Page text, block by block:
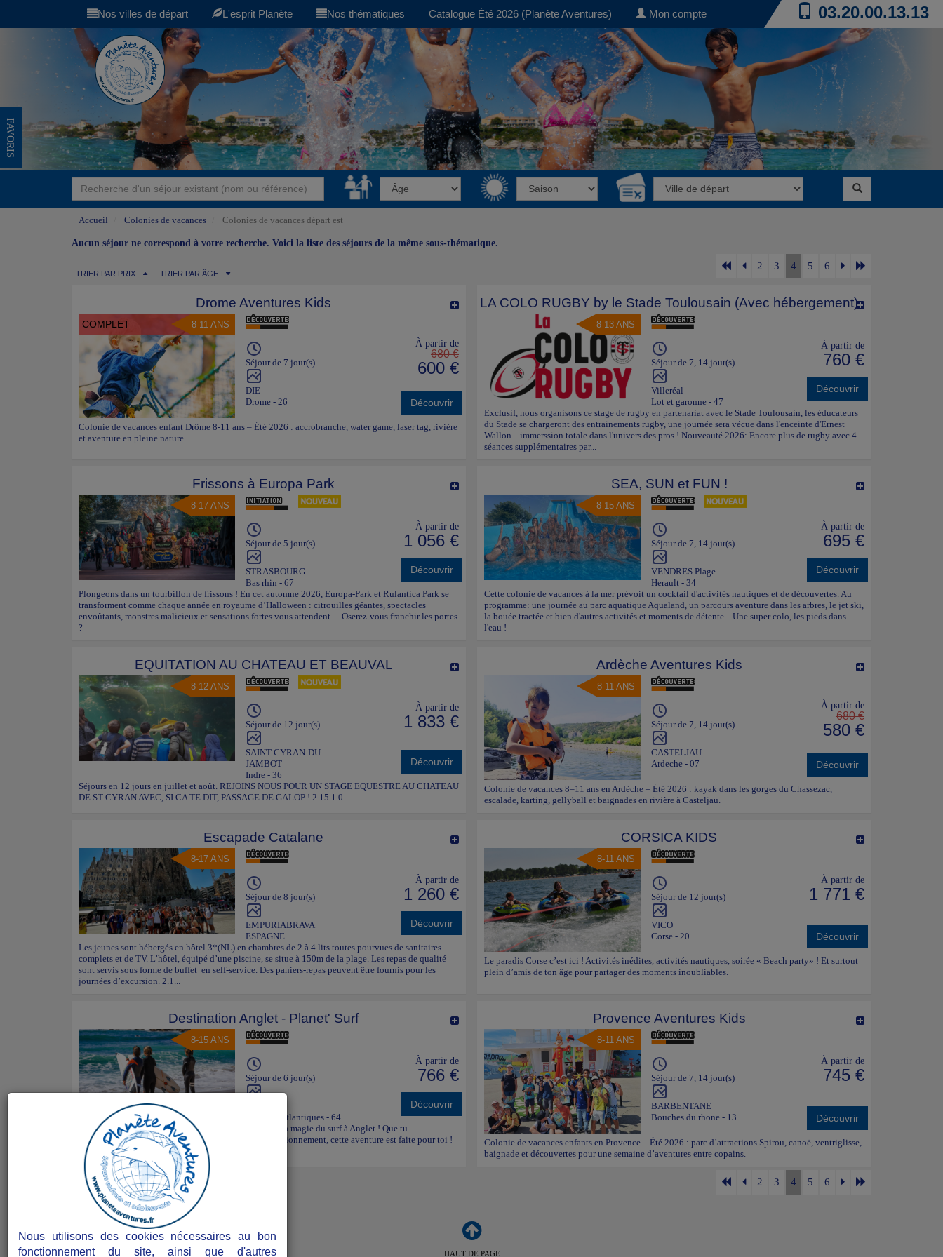
Nos villes de départ L'esprit Planète Nos thématiques Catalogue Été 2026 (Planète Aventures) Mon compte 03.20.00.13.13
FAVORIS
Accueil Colonies de vacances Colonies de vacances départ est
Aucun séjour ne correspond à votre recherche. Voici la liste des séjours de la même sous-thématique.
TRIER PAR PRIX TRIER PAR ÂGE
2 3 4 5 6
Drome Aventures Kids
COMPLET 8-11 ANS
Séjour de 7 jour(s)
DIE
Drome - 26
À partir de
680 €
600 €
Découvrir
Colonie de vacances enfant Drôme 8-11 ans – Été 2026 : accrobranche, water game, laser tag, rivière
et aventure en pleine nature.
LA COLO RUGBY by le Stade Toulousain (Avec hébergement)
8-13 ANS
Séjour de 7, 14 jour(s)
Villeréal
Lot et garonne - 47
À partir de
760 €
Découvrir
Exclusif, nous organisons ce stage de rugby en partenariat avec le Stade Toulousain, les éducateurs
du Stade se chargeront des entrainements rugby, une journée sera vécue dans l'enceinte d'Ernest
Wallon... immerssion totale dans l'univers des pros ! Nouveauté 2026: Encore plus de rugby avec 4
séances supplémentaires par...
Frissons à Europa Park
8-17 ANS
Séjour de 5 jour(s)
STRASBOURG
Bas rhin - 67
À partir de
1 056 €
Découvrir
Plongeons dans un tourbillon de frissons ! En cet automne 2026, Europa-Park et Rulantica Park se
transforment comme chaque année en royaume d’Halloween : citrouilles géantes, spectacles
envoûtants, monstres malicieux et sensations fortes vous attendent… Oserez-vous franchir les portes
?
SEA, SUN et FUN !
8-15 ANS
Séjour de 7, 14 jour(s)
VENDRES Plage
Herault - 34
À partir de
695 €
Découvrir
Cette colonie de vacances à la mer prévoit un cocktail d'activités nautiques et de découvertes. Au
programme: une journée au parc aquatique Aqualand, un parcours aventure dans les arbres, le jet ski,
la bouée tractée et bien d'autres activités et moments de détente... Une super colo, les pieds dans
l'eau !
EQUITATION AU CHATEAU ET BEAUVAL
8-12 ANS
Séjour de 12 jour(s)
SAINT-CYRAN-DU-
JAMBOT
Indre - 36
À partir de
1 833 €
Découvrir
Séjours en 12 jours en juillet et août. REJOINS NOUS POUR UN STAGE EQUESTRE AU CHATEAU
DE ST CYRAN AVEC, SI CA TE DIT, PASSAGE DE GALOP ! 2.15.1.0
Ardèche Aventures Kids
8-11 ANS
Séjour de 7, 14 jour(s)
CASTELJAU
Ardeche - 07
À partir de
680 €
580 €
Découvrir
Colonie de vacances 8–11 ans en Ardèche – Été 2026 : kayak dans les gorges du Chassezac,
escalade, karting, gellyball et baignades en rivière à Casteljau.
Escapade Catalane
8-17 ANS
Séjour de 8 jour(s)
EMPURIABRAVA
ESPAGNE
À partir de
1 260 €
Découvrir
Les jeunes sont hébergés en hôtel 3*(NL) en chambres de 2 à 4 lits toutes pourvues de sanitaires
complets et de TV. L’hôtel, équipé d’une piscine, se situe à 150m de la plage. Les repas de qualité
sont servis sous forme de buffet en self-service. Des paniers-repas peuvent être fournis pour les
journées d’excursion. 2.1...
CORSICA KIDS
8-11 ANS
Séjour de 12 jour(s)
VICO
Corse - 20
À partir de
1 771 €
Découvrir
Le paradis Corse c’est ici ! Activités inédites, activités nautiques, soirée « Beach party» ! Et surtout
plein d’amis de ton âge pour partager des moments inoubliables.
Destination Anglet - Planet' Surf
8-15 ANS
Séjour de 6 jour(s)
Pyrenees-atlantiques - 64
À partir de
766 €
Découvrir
Viens goûter aux vagues du Pays Basque et découvre la magie du surf à Anglet ! Que tu
sois débutant curieux ou passionné en quête de perfectionnement, cette aventure est faite pour toi !
Provence Aventures Kids
8-11 ANS
Séjour de 7, 14 jour(s)
BARBENTANE
Bouches du rhone - 13
À partir de
745 €
Découvrir
Colonie de vacances enfants en Provence – Été 2026 : parc d’attractions Spirou, canoë, ventriglisse,
baignade et découvertes pour une semaine d’aventures entre copains.
2 3 4 5 6
HAUT DE PAGE
Nous utilisons des cookies nécessaires au bon
fonctionnement du site, ainsi que d'autres